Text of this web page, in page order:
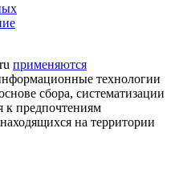
применяются
технологии
сбора, систематизации
к предпочтениям
на территории